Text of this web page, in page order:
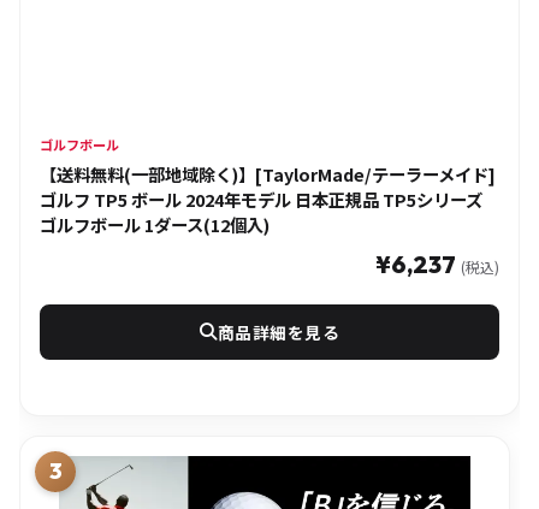
ゴルフボール
【送料無料(一部地域除く)】[TaylorMade/テーラーメイド]
ゴルフ TP5 ボール 2024年モデル 日本正規品 TP5シリーズ
ゴルフボール 1ダース(12個入)
¥6,237 (税込)
商品詳細を見る